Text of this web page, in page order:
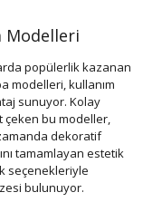
Modelleri
popülerlik kazanan
modelleri, kullanım
sunuyor. Kolay
çeken bu modeller,
dekoratif
tamamlayan estetik
seçenekleriyle
bulunuyor.